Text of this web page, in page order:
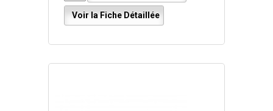
Voir la Fiche Détaillée